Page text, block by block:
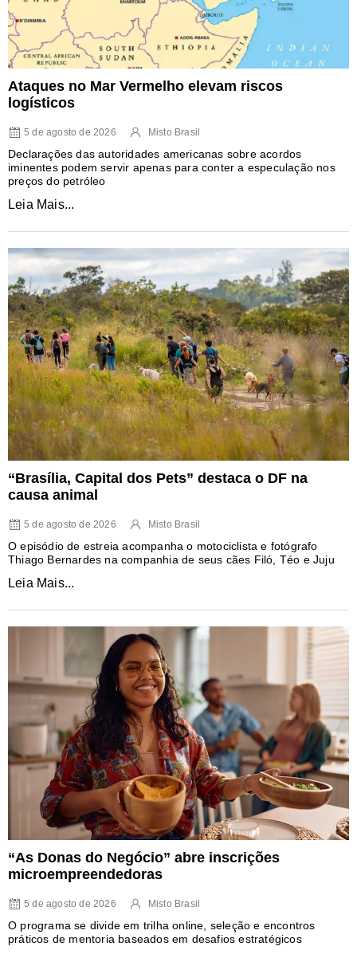
Ataques no Mar Vermelho elevam riscos
logísticos
5 de agosto de 2026 Misto Brasil
Declarações das autoridades americanas sobre acordos
iminentes podem servir apenas para conter a especulação nos
preços do petróleo
Leia Mais...
“Brasília, Capital dos Pets” destaca o DF na
causa animal
5 de agosto de 2026 Misto Brasil
O episódio de estreia acompanha o motociclista e fotógrafo
Thiago Bernardes na companhia de seus cães Filó, Téo e Juju
Leia Mais...
“As Donas do Negócio” abre inscrições
microempreendedoras
5 de agosto de 2026 Misto Brasil
O programa se divide em trilha online, seleção e encontros
práticos de mentoria baseados em desafios estratégicos